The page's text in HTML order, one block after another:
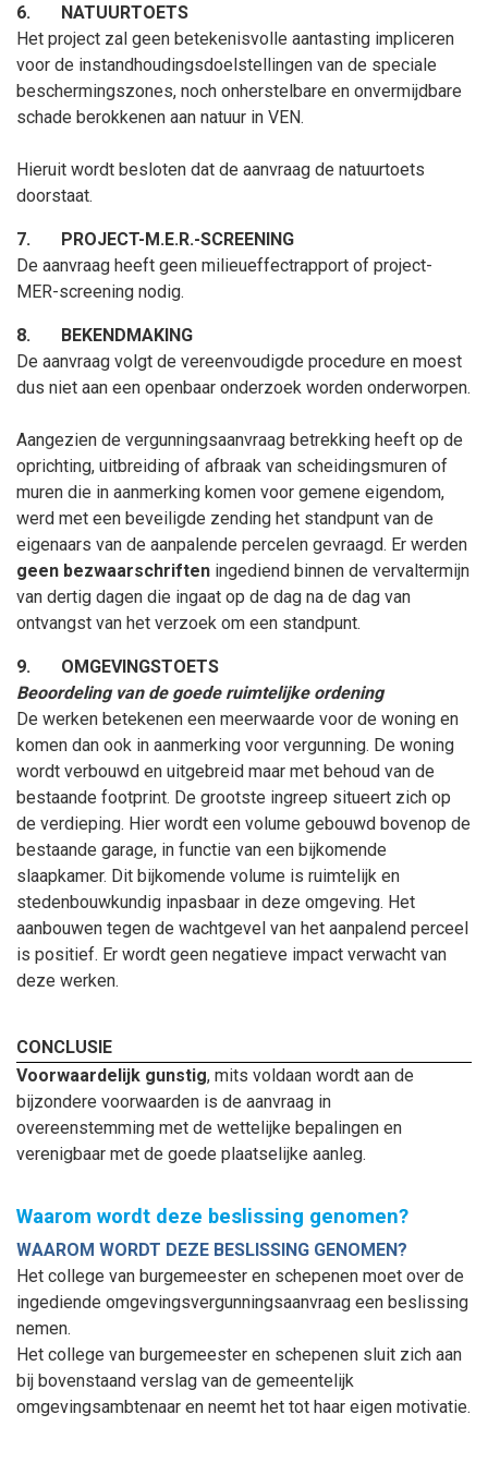
6.
NATUURTOETS
Het project zal geen betekenisvolle aantasting impliceren
voor de instandhoudingsdoelstellingen van de speciale
beschermingszones, noch onherstelbare en onvermijdbare
schade berokkenen aan natuur in VEN.
Hieruit wordt besloten dat de aanvraag de natuurtoets
doorstaat.
7.
PROJECT-M.E.R.-SCREENING
De aanvraag heeft geen milieueffectrapport of project-
MER-screening nodig.
8.
BEKENDMAKING
De aanvraag volgt de vereenvoudigde procedure en moest
dus niet aan een openbaar onderzoek worden onderworpen.
Aangezien de vergunningsaanvraag betrekking heeft op de
oprichting, uitbreiding of afbraak van scheidingsmuren of
muren die in aanmerking komen voor gemene eigendom,
werd met een beveiligde zending het standpunt van de
eigenaars van de aanpalende percelen gevraagd. Er werden
geen bezwaarschriften ingediend binnen de vervaltermijn
van dertig dagen die ingaat op de dag na de dag van
ontvangst van het verzoek om een standpunt.
9.
OMGEVINGSTOETS
Beoordeling van de goede ruimtelijke ordening
De werken betekenen een meerwaarde voor de woning en
komen dan ook in aanmerking voor vergunning. De woning
wordt verbouwd en uitgebreid maar met behoud van de
bestaande footprint. De grootste ingreep situeert zich op
de verdieping. Hier wordt een volume gebouwd bovenop de
bestaande garage, in functie van een bijkomende
slaapkamer. Dit bijkomende volume is ruimtelijk en
stedenbouwkundig inpasbaar in deze omgeving. Het
aanbouwen tegen de wachtgevel van het aanpalend perceel
is positief. Er wordt geen negatieve impact verwacht van
deze werken.
CONCLUSIE
Voorwaardelijk gunstig, mits voldaan wordt aan de
bijzondere voorwaarden is de aanvraag in
overeenstemming met de wettelijke bepalingen en
verenigbaar met de goede plaatselijke aanleg.
Waarom wordt deze beslissing genomen?
WAAROM WORDT DEZE BESLISSING GENOMEN?
Het college van burgemeester en schepenen moet over de
ingediende omgevingsvergunningsaanvraag een beslissing
nemen.
Het college van burgemeester en schepenen sluit zich aan
bij bovenstaand verslag van de gemeentelijk
omgevingsambtenaar en neemt het tot haar eigen motivatie.